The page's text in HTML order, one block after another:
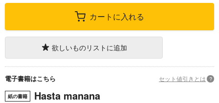
カートに入れる
欲しいものリストに追加
電子書籍はこちら セット値引きとは ?
紙の書籍 Hasta manana